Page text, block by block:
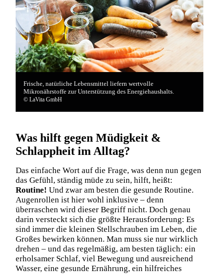
Frische, natürliche Lebensmittel liefern wertvolle
Mikronährstoffe zur Unterstützung des Energiehaushalts.
© LaVita GmbH
Was hilft gegen Müdigkeit &
Schlappheit im Alltag?
Das einfache Wort auf die Frage, was denn nun gegen
das Gefühl, ständig müde zu sein, hilft, heißt:
Routine! Und zwar am besten die gesunde Routine.
Augenrollen ist hier wohl inklusive – denn
überraschen wird dieser Begriff nicht. Doch genau
darin versteckt sich die größte Herausforderung: Es
sind immer die kleinen Stellschrauben im Leben, die
Großes bewirken können. Man muss sie nur wirklich
drehen – und das regelmäßig, am besten täglich: ein
erholsamer Schlaf, viel Bewegung und ausreichend
Wasser, eine gesunde Ernährung, ein hilfreiches